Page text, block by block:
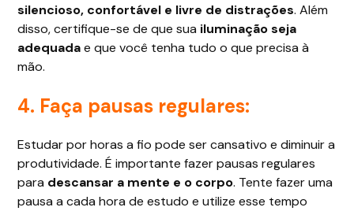
silencioso, confortável e livre de distrações. Além
disso, certifique-se de que sua iluminação seja
adequadae que você tenha tudo o que precisa à
mão.
4. Faça pausas regulares:
Estudar por horas a fio pode ser cansativo e diminuir a
produtividade. É importante fazer pausas regulares
para descansar a mente e o corpo. Tente fazer uma
pausa a cada hora de estudo e utilize esse tempo